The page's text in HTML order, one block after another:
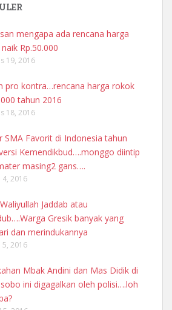
mengapa ada rencana harga
Rp.50.000
19, 2016
pro kontra…rencana harga rokok
tahun 2016
18, 2016
SMA Favorit di Indonesia tahun
Kemendikbud….monggo diintip
masing2 gans….
4, 2016
Jaddab atau
Gresik banyak yang
dan merindukannya
5, 2016
Mbak Andini dan Mas Didik di
ini digagalkan oleh polisi….loh